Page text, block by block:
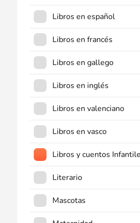
Libros en español
Libros en francés
Libros en gallego
Libros en inglés
Libros en valenciano
Libros en vasco
Libros y cuentos
Literario
Mascotas